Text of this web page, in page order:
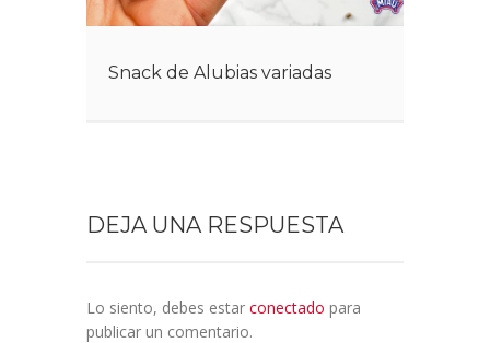
Snack de Alubias variadas
DEJA UNA RESPUESTA
Lo siento, debes estar conectado para
publicar un comentario.